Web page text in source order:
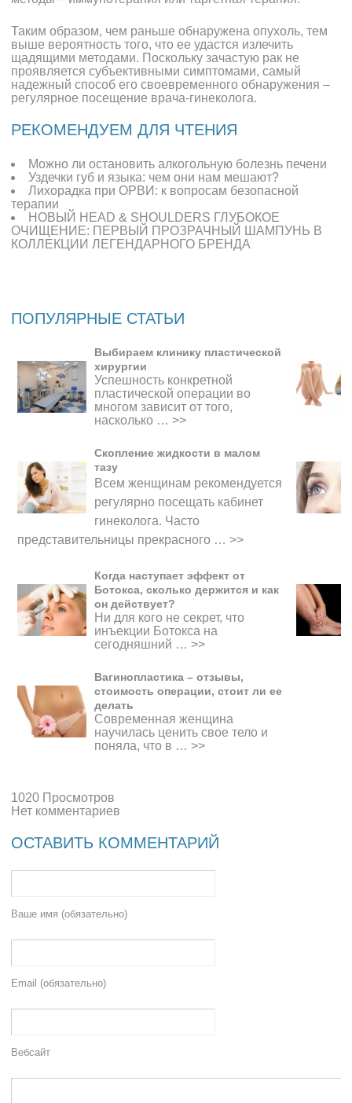
Таким образом, чем раньше обнаружена опухоль, тем
выше вероятность того, что ее удастся излечить
щадящими методами. Поскольку зачастую рак не
проявляется субъективными симптомами, самый
надежный способ его своевременного обнаружения –
регулярное посещение врача-гинеколога.
РЕКОМЕНДУЕМ ДЛЯ ЧТЕНИЯ
Можно ли остановить алкогольную болезнь печени
Уздечки губ и языка: чем они нам мешают?
Лихорадка при ОРВИ: к вопросам безопасной
терапии
НОВЫЙ HEAD & SHOULDERS ГЛУБОКОЕ
ОЧИЩЕНИЕ: ПЕРВЫЙ ПРОЗРАЧНЫЙ ШАМПУНЬ В
КОЛЛЕКЦИИ ЛЕГЕНДАРНОГО БРЕНДА
ПОПУЛЯРНЫЕ СТАТЬИ
Выбираем клинику пластической
хирургии
Успешность конкретной
пластической операции во
многом зависит от того,
насколько … >>
Скопление жидкости в малом
тазу
Всем женщинам рекомендуется
регулярно посещать кабинет
гинеколога. Часто
представительницы прекрасного … >>
Когда наступает эффект от
Ботокса, сколько держится и как
он действует?
Ни для кого не секрет, что
инъекции Ботокса на
сегодняшний … >>
Вагинопластика – отзывы,
стоимость операции, стоит ли ее
делать
Современная женщина
научилась ценить свое тело и
поняла, что в … >>
1020 Просмотров
Нет комментариев
ОСТАВИТЬ КОММЕНТАРИЙ
Ваше имя (обязательно)
Email (обязательно)
Вебсайт